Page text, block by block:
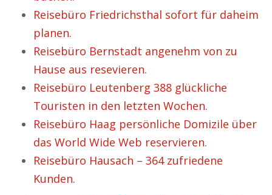
Reisebüro Friedrichsthal sofort für daheim
planen.
Reisebüro Bernstadt angenehm von zu
Hause aus resevieren.
Reisebüro Leutenberg 388 glückliche
Touristen in den letzten Wochen.
Reisebüro Haag persönliche Domizile über
das World Wide Web reservieren.
Reisebüro Hausach – 364 zufriedene
Kunden.